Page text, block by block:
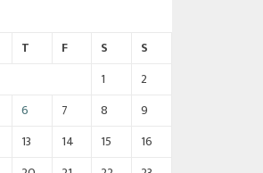
T F S
S
1
2
6 7 8
9
13 14 15
16